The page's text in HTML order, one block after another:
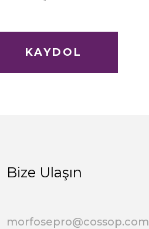
KAYDOL
Bize Ulaşın
morfosepro@cossop.com